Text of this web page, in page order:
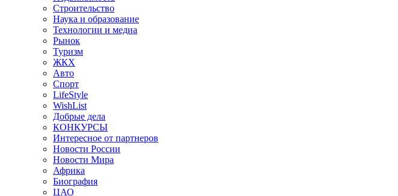
Строительство
Наука и образование
Технологии и медиа
Рынок
Туризм
ЖКХ
Авто
Спорт
LifeStyle
WishList
Добрые дела
КОНКУРСЫ
Интересное от партнеров
Новости России
Новости Мира
Африка
Биография
ЦАО